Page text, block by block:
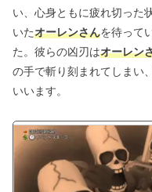
い、心身ともに疲れ切った
いたオーレンさんを待って
た。彼らの凶刃はオーレン
の手で斬り刻まれてしまい
いいます。